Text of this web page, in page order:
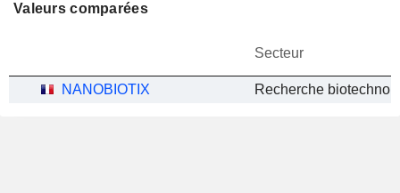
Valeurs comparées
Secteur
NANOBIOTIX